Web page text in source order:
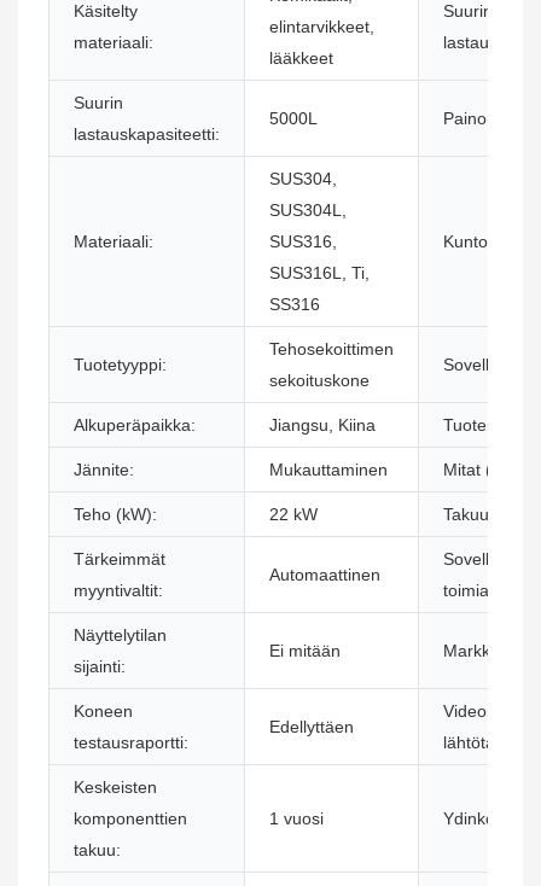
Käsitelty
materiaali:
elintarvikkeet,
lääkkeet
Suurin
Suurin
lastauskapasiteetti:
5000L Paino (kg):
Materiaali:
SUS304,
SUS304L,
SUS316,
SUS316L, Ti,
SS316
Kunto:
Tuotetyyppi:
Tehosekoittimen
sekoituskone
Sovellus:
Alkuperäpaikka: Jiangsu, Kiina Tuotemerkki:
Jännite: Mukauttaminen Mitat (P * L
Teho (kW): 22 kW Takuu:
Tärkeimmät
myyntivaltit:
Automaattinen
Sovellettavat
toimialat:
Näyttelytilan
sijainti:
Ei mitään
Koneen
testausraportti:
Edellyttäen
Videon
Keskeisten
komponenttien
takuu:
1 vuosi